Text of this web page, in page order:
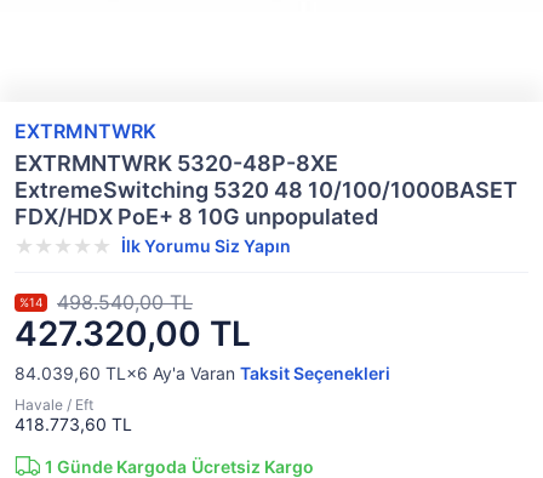
EXTRMNTWRK
EXTRMNTWRK 5320-48P-8XE
ExtremeSwitching 5320 48 10/100/1000BASET
FDX/HDX PoE+ 8 10G unpopulated
İlk Yorumu Siz Yapın
427.320,00 TL
%14 498.540,00 TL
84.039,60 TL×6 Ay'a Varan Taksit Seçenekleri
Havale / Eft
418.773,60 TL
1 Günde Kargoda Ücretsiz Kargo